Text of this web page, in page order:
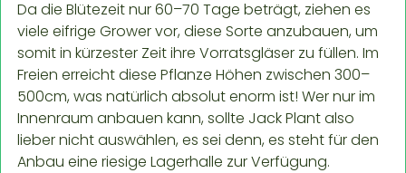
Da die Blütezeit nur 60–70 Tage beträgt, ziehen es
viele eifrige Grower vor, diese Sorte anzubauen, um
somit in kürzester Zeit ihre Vorratsgläser zu füllen. Im
Freien erreicht diese Pflanze Höhen zwischen 300–
500cm, was natürlich absolut enorm ist! Wer nur im
Innenraum anbauen kann, sollte Jack Plant also
lieber nicht auswählen, es sei denn, es steht für den
Anbau eine riesige Lagerhalle zur Verfügung.